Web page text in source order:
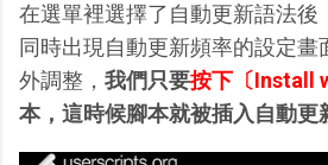
在選單裡選擇了自動更新語法後
同時出現自動更新頻率的設定
外調整， 我們只要按下〔Install
本，這時候腳本就被插入自動更